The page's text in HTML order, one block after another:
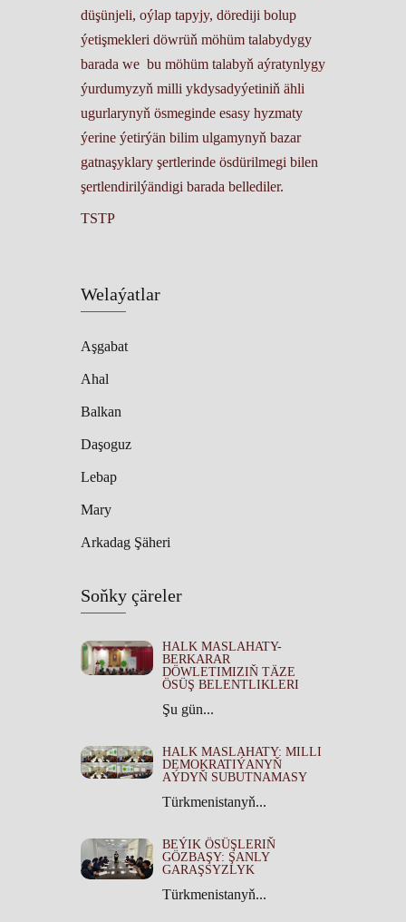
Welaýatlar
Aşgabat
Ahal
Balkan
Daşoguz
Lebap
Mary
Arkadag Şäheri
Soňky çäreler
HALK MASLAHATY-
BERKARAR
DÖWLETIMIZIŇ TÄZE
ÖSÜŞ BELENTLIKLERI
Şu gün...
HALK MASLAHATY: MILLI
DEMOKRATIÝANYŇ
AÝDYŇ SUBUTNAMASY
Türkmenistanyň...
BEÝIK ÖSÜŞLERIŇ
GÖZBAŞY: ŞANLY
GARAŞSYZLYK
Türkmenistanyň...
düşünjeli, oýlap tapyjy, dörediji bolup
ýetişmekleri döwrüň möhüm talabydygy
barada we bu möhüm talabyň aýratynlygy
ýurdumyzyň milli ykdysadyýetiniň ähli
ugurlarynyň ösmeginde esasy hyzmaty
ýerine ýetirýän bilim ulgamynyň bazar
gatnaşyklary şertlerinde ösdürilmegi bilen
şertlendirilýändigi barada bellediler.
TSTP